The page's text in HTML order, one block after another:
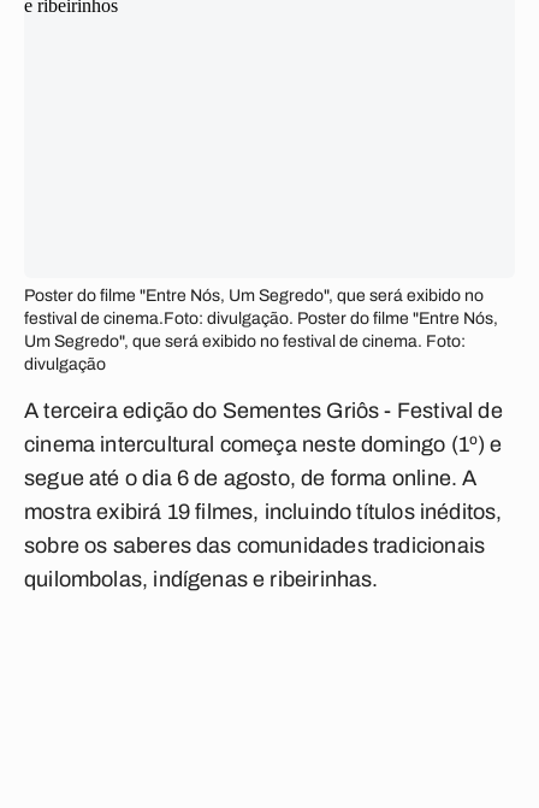
Poster do filme "Entre Nós, Um Segredo", que será exibido no
festival de cinema.Foto: divulgação. Poster do filme "Entre Nós,
Um Segredo", que será exibido no festival de cinema. Foto:
divulgação
A terceira edição do Sementes Griôs - Festival de
cinema intercultural começa neste domingo (1º) e
segue até o dia 6 de agosto, de forma online. A
mostra exibirá 19 filmes, incluindo títulos inéditos,
sobre os saberes das comunidades tradicionais
quilombolas, indígenas e ribeirinhas.